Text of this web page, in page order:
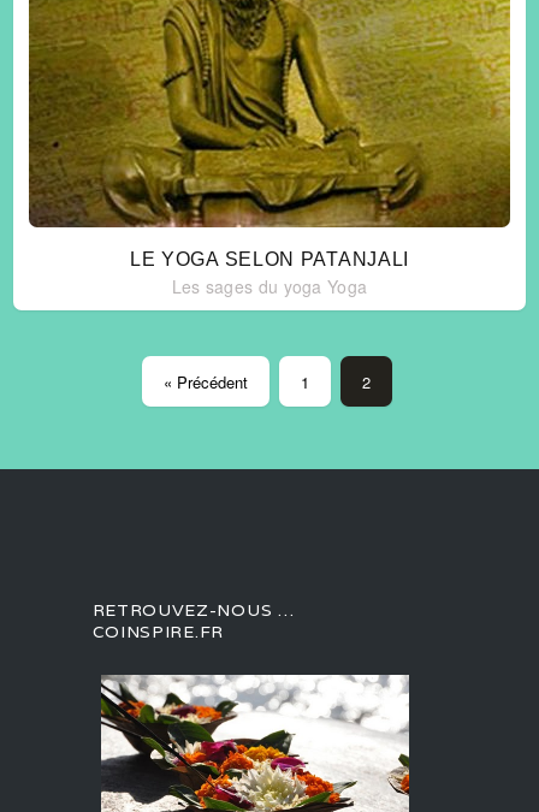
LE YOGA SELON PATANJALI
Les sages du yoga Yoga
« Précédent 1 2
RETROUVEZ-NOUS …
COINSPIRE.FR